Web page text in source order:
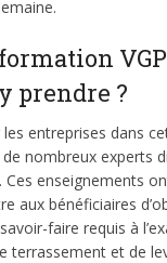
prendre ?
entreprises dans
de nombreux experts
Ces enseignements
aux bénéficiaires
faire requis à
terrassement et de